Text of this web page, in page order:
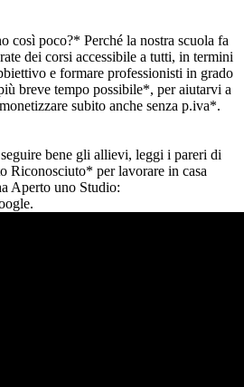
così poco?* Perché la nostra scuola fa
dei corsi accessibile a tutti, in termini
e formare professionisti in grado
breve tempo possibile*, per aiutarvi a
subito anche senza p.iva*.
bene gli allievi, leggi i pareri di
Riconosciuto* per lavorare in casa
Aperto uno Studio: